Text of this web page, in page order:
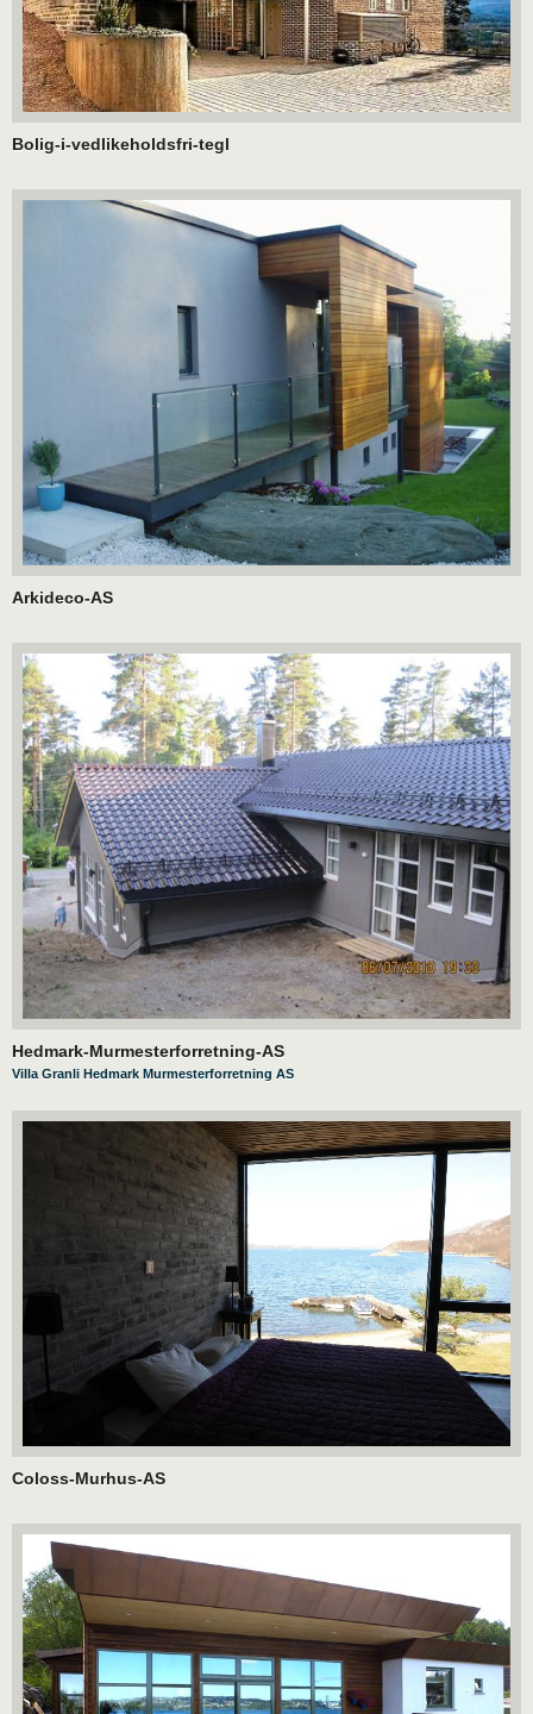
Bolig-i-vedlikeholdsfri-tegl
Arkideco-AS
Hedmark-Murmesterforretning-AS
Villa Granli Hedmark Murmesterforretning AS
Coloss-Murhus-AS